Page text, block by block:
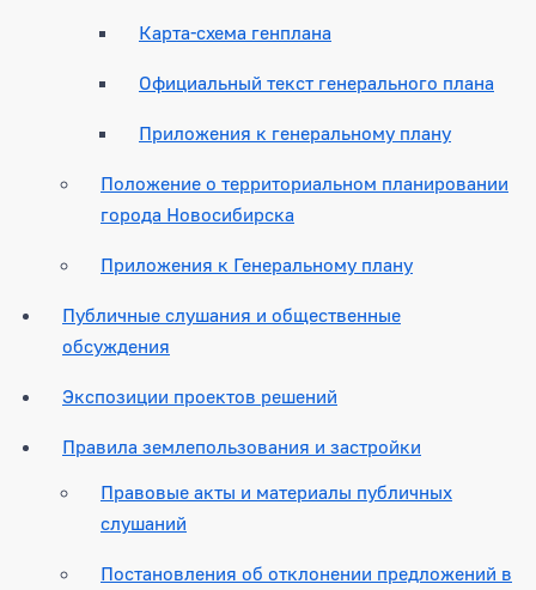
Карта-схема генплана
Официальный текст генерального плана
Приложения к генеральному плану
Положение о территориальном планировании
города Новосибирска
Приложения к Генеральному плану
Публичные слушания и общественные
обсуждения
Экспозиции проектов решений
Правила землепользования и застройки
Правовые акты и материалы публичных
слушаний
Постановления об отклонении предложений в